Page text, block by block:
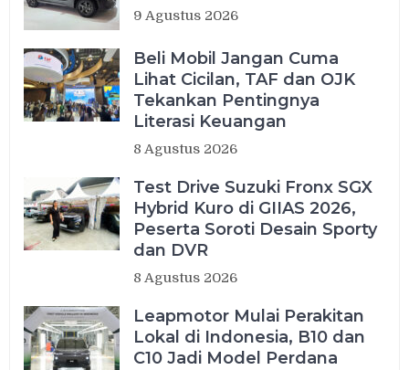
9 Agustus 2026
Beli Mobil Jangan Cuma
Lihat Cicilan, TAF dan OJK
Tekankan Pentingnya
Literasi Keuangan
8 Agustus 2026
Test Drive Suzuki Fronx SGX
Hybrid Kuro di GIIAS 2026,
Peserta Soroti Desain Sporty
dan DVR
8 Agustus 2026
Leapmotor Mulai Perakitan
Lokal di Indonesia, B10 dan
C10 Jadi Model Perdana